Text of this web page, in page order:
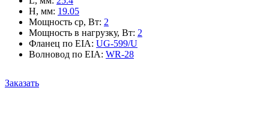
H, мм: 19.05
Мощность ср, Вт: 2
Мощность в нагрузку, Вт: 2
Фланец по EIA: UG-599/U
Волновод по EIA: WR-28
Заказать